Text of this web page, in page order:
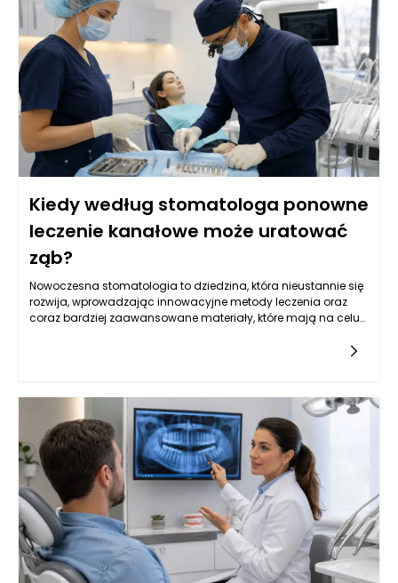
Kiedy według stomatologa ponowne
leczenie kanałowe może uratować
ząb?
Nowoczesna stomatologia to dziedzina, która nieustannie się
rozwija, wprowadzając innowacyjne metody leczenia oraz
coraz bardziej zaawansowane materiały, które mają na celu
kanałowe, często będące ostatnią deską ratunku dla zębów
postępowania. W wielu przypadkach ponowne leczenie
kanałowe może uratować ząb, ale nie każdy przypadek jest
jednoznaczny. Stomatolog w Rzeszowie potrafi ocenić, kiedy
taka decyzja jest zasadne, a także jak skutecznie
przeprowadzić kolejne etapy terapii protetycznej, aby pacjent
mógł cieszyć się zdrowym uśmiechem.